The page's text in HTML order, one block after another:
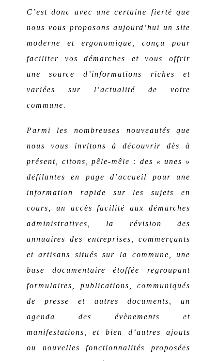
C’est donc avec une certaine fierté que
nous vous proposons aujourd’hui un site
moderne et ergonomique, conçu pour
faciliter vos démarches et vous offrir
une source d’informations riches et
variées sur l’actualité de votre
commune.
Parmi les nombreuses nouveautés que
nous vous invitons à découvrir dès à
présent, citons, pêle-mêle : des « unes »
défilantes en page d’accueil pour une
information rapide sur les sujets en
cours, un accès facilité aux démarches
administratives, la révision des
annuaires des entreprises, commerçants
et artisans situés sur la commune, une
base documentaire étoffée regroupant
formulaires, publications, communiqués
de presse et autres documents, un
agenda des évènements et
manifestations, et bien d’autres ajouts
ou nouvelles fonctionnalités proposées